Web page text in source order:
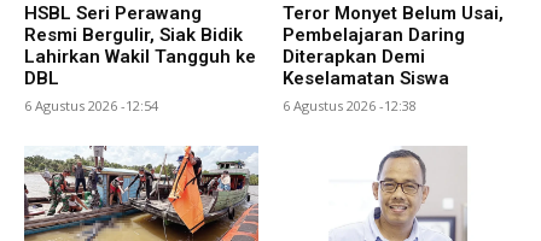
HSBL Seri Perawang
Resmi Bergulir, Siak Bidik
Lahirkan Wakil Tangguh ke
DBL
6 Agustus 2026 -12:54
Teror Monyet Belum Usai,
Pembelajaran Daring
Diterapkan Demi
Keselamatan Siswa
6 Agustus 2026 -12:38